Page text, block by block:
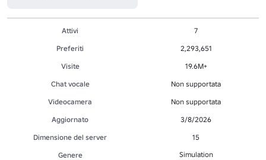
Attivi
7
Preferiti
2,293,651
Visite
19.6M+
Chat vocale
Non supportata
Videocamera
Non supportata
Aggiornato
3/8/2026
Dimensione del server
15
Genere
Simulation